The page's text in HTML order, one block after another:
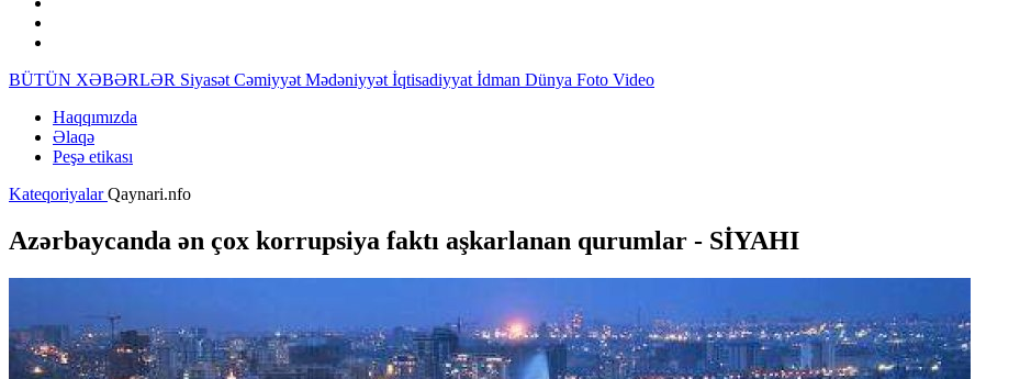
BÜTÜN XƏBƏRLƏR Siyasət Cəmiyyət Mədəniyyət İqtisadiyyat İdman Dünya Foto Video
Haqqımızda
Əlaqə
Peşə etikası
KateqoriyalarQaynari.nfo
Azərbaycanda ən çox korrupsiya faktı aşkarlanan qurumlar - SİYAHI